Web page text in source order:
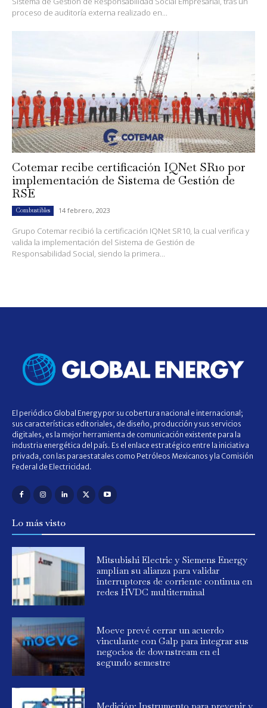
proceso de auditoría externa realizado en...
Cotemar recibe certificación IQNet SR10 por
implementación de Sistema de Gestión de
RSE
Combustibles 14 febrero, 2023
Grupo Cotemar recibió la certificación IQNet SR10, la cual verifica y
valida la implementación del Sistema de Gestión de
Responsabilidad Social, siendo la primera...
El periódico Global Energy por su cobertura nacional e internacional;
sus características editoriales, de diseño, producción y sus servicios
digitales, es la mejor herramienta de comunicación existente para la
industria energética del país. Es el enlace estratégico entre la iniciativa
privada, con las paraestatales como Petróleos Mexicanos y la Comisión
Federal de Electricidad.
Lo más visto
Mitsubishi Electric y Siemens Energy
amplían su alianza para validar
interruptores de corriente continua en
redes HVDC multiterminal
Moeve prevé cerrar un acuerdo
vinculante con Galp para integrar sus
negocios de downstream en el
segundo semestre
Medición: Instrumento para prevenir y